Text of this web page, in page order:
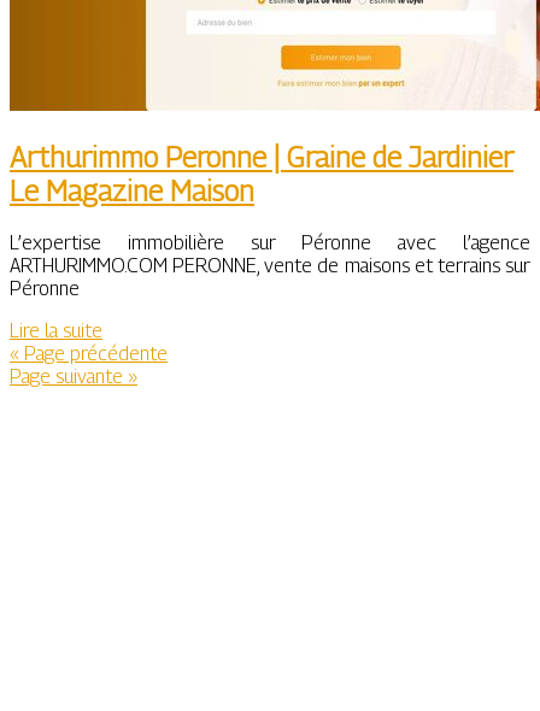
Arthurimmo Peronne | Graine de Jardinier
Le Magazine Maison
L’expertise immobilière sur Péronne avec l’agence
ARTHURIMMO.COM PERONNE, vente de maisons et terrains sur
Péronne
Lire la suite
« Page précédente
Page suivante »